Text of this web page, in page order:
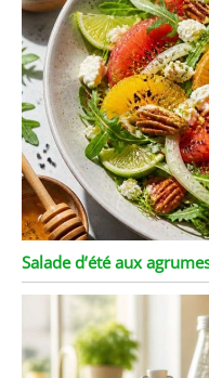
Salade d’été aux